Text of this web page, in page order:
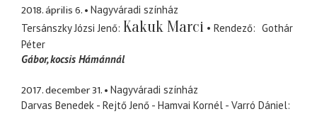
2018. április 6.
Nagyváradi színház
Tersánszky Józsi Jenő Kakuk Marci Rendező
Gothár
Péter
Gábor kocsis Hámánnál
2017. december 31.
Nagyváradi színház
Darvas Benedek - Rejtő Jenő - Hamvai Kornél - Varró Dániel